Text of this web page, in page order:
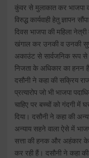
कुंवर से मुलाकात कर भाजपा
विरुद्ध कार्यवाही हेतु ज्ञापन
दिवस भाजपा की महिला
खंगाल कर उनकी व उनकी
अकाउंट से सार्वजनिक रूप से
निजता के अधिकार का हनन
दसौनी ने कहा की सक्रिय
प्रत्यारोप जो भी भाजपा
चाहिए पर बच्चों को गंदगी में
दिया। दसौनी ने कहा की
अन्याय सहने वाला ऐसे में
सत्ता की हनक और अहंकार
कर रही हैं। दसौनी ने कहा